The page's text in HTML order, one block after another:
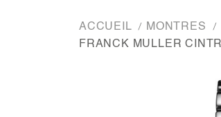
ACCUEIL MONTRES
FRANCK MULLER